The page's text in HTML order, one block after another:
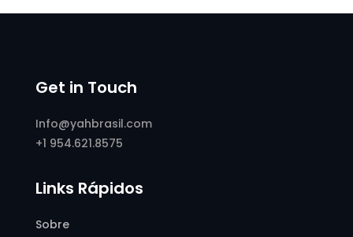
Get in Touch
Info@yahbrasil.com
+1 954.621.8575
Links Rápidos
Sobre